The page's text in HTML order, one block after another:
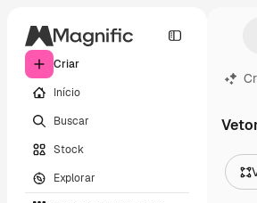
Criar
Início
Buscar
Stock
Explorar